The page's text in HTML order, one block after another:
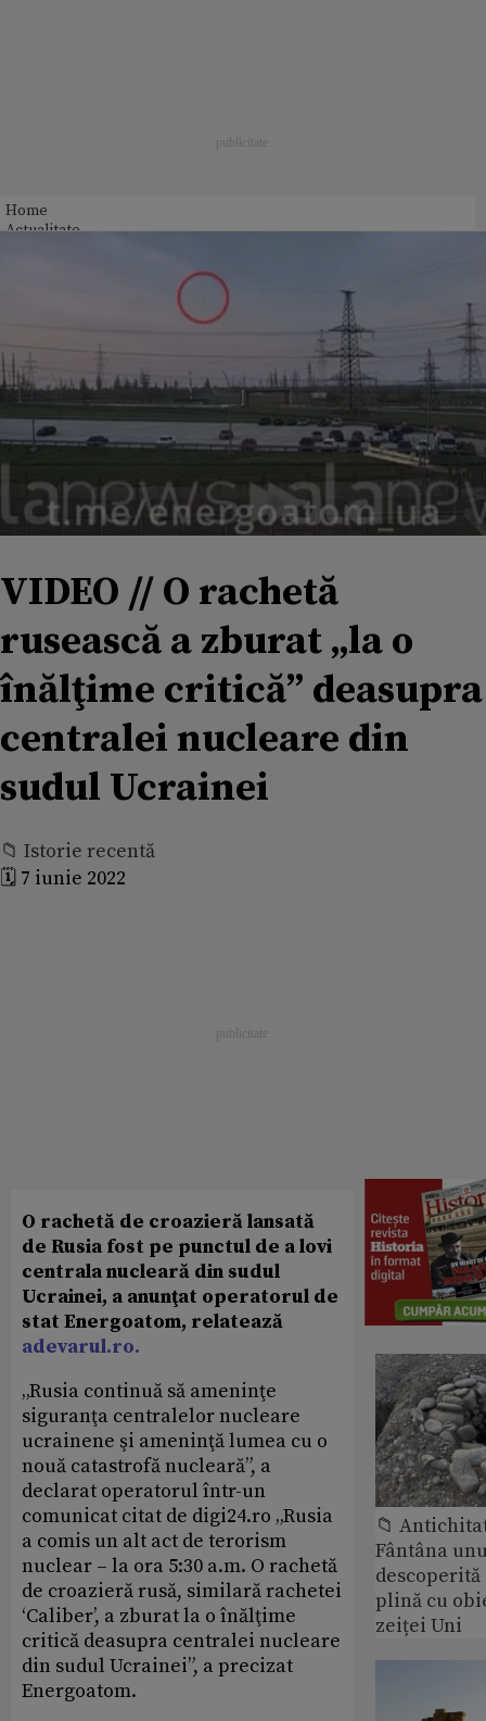
Home
Actualitate
VIDEO // O rachetă
rusească a zburat „la o
înălţime critică” deasupra
centralei nucleare din
sudul Ucrainei
📁 Istorie recentă
🗓️ 7 iunie 2022
O rachetă de croazieră lansată
de Rusia fost pe punctul de a lovi
centrala nucleară din sudul
Ucrainei, a anunţat operatorul de
stat Energoatom, relatează
adevarul.ro.
„Rusia continuă să ameninţe
siguranţa centralelor nucleare
ucrainene şi ameninţă lumea cu o
nouă catastrofă nucleară”, a
declarat operatorul într-un
comunicat citat de digi24.ro „Rusia
a comis un alt act de terorism
nuclear – la ora 5:30 a.m. O rachetă
de croazieră rusă, similară rachetei
‘Caliber’, a zburat la o înălţime
critică deasupra centralei nucleare
din sudul Ucrainei”, a precizat
Energoatom.
📁
Fântâna
plină cu
zeiței Uni